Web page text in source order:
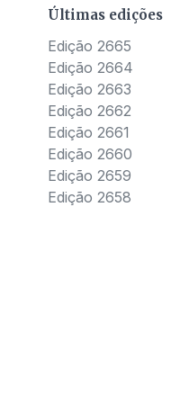
Últimas edições
Edição 2665
Edição 2664
Edição 2663
Edição 2662
Edição 2661
Edição 2660
Edição 2659
Edição 2658